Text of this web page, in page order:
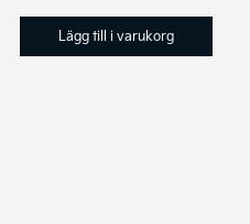
Lägg till i varukorg